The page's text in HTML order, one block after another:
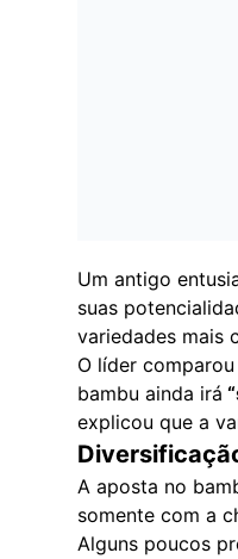
Um antigo
suas
variedades mais
O líder
bambu ainda irá
explicou que a
A aposta no
somente com a
Alguns poucos